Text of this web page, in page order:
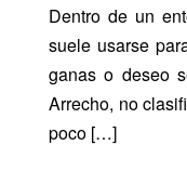
Dentro de un
suele usarse
ganas o deseo
Arrecho, no
poco […]